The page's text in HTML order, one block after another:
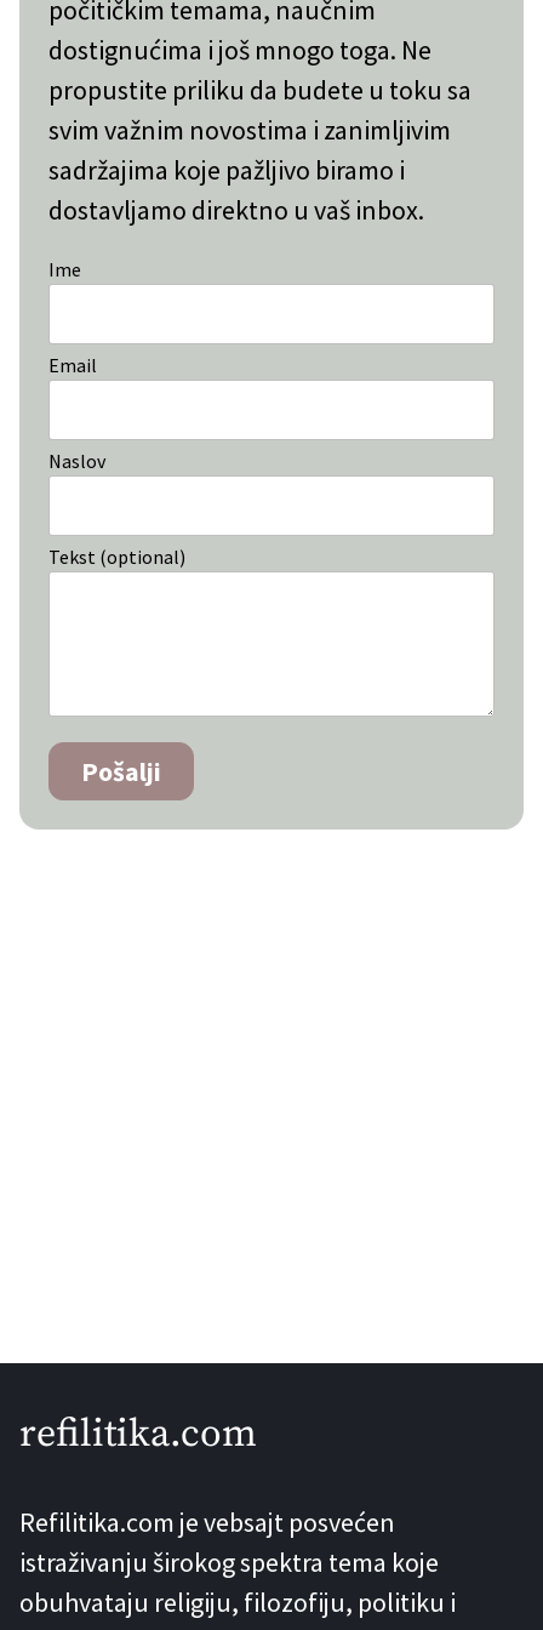
počitičkim temama, naučnim
dostignućima i još mnogo toga. Ne
propustite priliku da budete u toku sa
svim važnim novostima i zanimljivim
sadržajima koje pažljivo biramo i
dostavljamo direktno u vaš inbox.
Ime
Email
Naslov
Tekst (optional)
refilitika.com
Refilitika.com je vebsajt posvećen
istraživanju širokog spektra tema koje
obuhvataju religiju, filozofiju, politiku i